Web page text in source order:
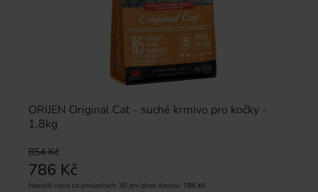
ORIJEN Original Cat - suché krmivo pro kočky -
1,8kg
854 Kč
786 Kč
Nejnižší cena za posledních 30 dní před slevou: 786 Kč